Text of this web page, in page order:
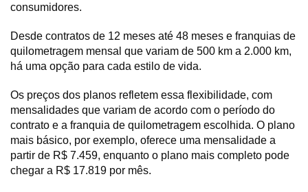
consumidores.
Desde contratos de 12 meses até 48 meses e franquias de
quilometragem mensal que variam de 500 km a 2.000 km,
há uma opção para cada estilo de vida.
Os preços dos planos refletem essa flexibilidade, com
mensalidades que variam de acordo com o período do
contrato e a franquia de quilometragem escolhida. O plano
mais básico, por exemplo, oferece uma mensalidade a
partir de R$ 7.459, enquanto o plano mais completo pode
chegar a R$ 17.819 por mês.